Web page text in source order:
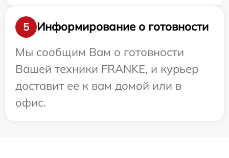
5
Информирование о готовности
Мы сообщим Вам о готовности
Вашей техники FRANKE, и курьер
доставит ее к вам домой или в
офис.